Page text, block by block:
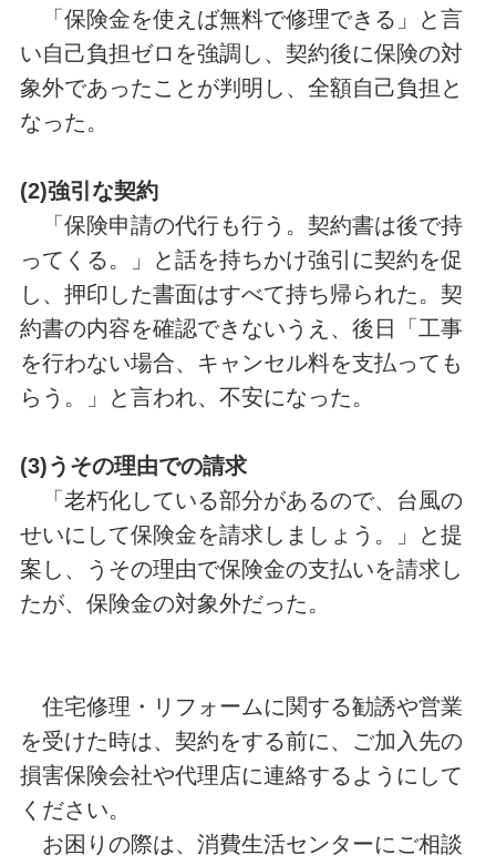
「保険金を使えば無料で修理できる」と言
い自己負担ゼロを強調し、契約後に保険の対
象外であったことが判明し、全額自己負担と
なった。
(2)強引な契約
「保険申請の代行も行う。契約書は後で持
ってくる。」と話を持ちかけ強引に契約を促
し、押印した書面はすべて持ち帰られた。契
約書の内容を確認できないうえ、後日「工事
を行わない場合、キャンセル料を支払っても
らう。」と言われ、不安になった。
(3)うその理由での請求
「老朽化している部分があるので、台風の
せいにして保険金を請求しましょう。」と提
案し、うその理由で保険金の支払いを請求し
たが、保険金の対象外だった。
住宅修理・リフォームに関する勧誘や営業
を受けた時は、契約をする前に、ご加入先の
損害保険会社や代理店に連絡するようにして
ください。
お困りの際は、消費生活センターにご相談